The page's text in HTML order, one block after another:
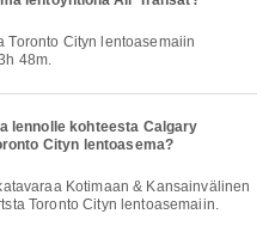
48m.
lennolle kohteesta Calgary
Cityn lentoasema?
Toronto Cityn lentoasemaiin.